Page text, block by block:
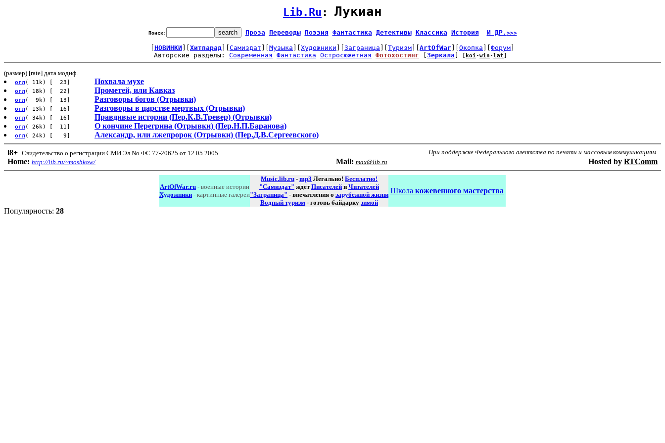
Lib.Ru : Лукиан
Поиск: Проза Переводы Поэзия Фантастика Детективы Классика История И ДР. >>>
НОВИНКИ Хитпарад Самиздат Музыка Художники Заграница Туризм ArtOfWar Окопка Форум
Авторские разделы: Современная Фантастика Остросюжетная Фотохостинг Зеркала koi-win- lat
(размер) [rate] дата модиф.
огл ( 11k) [ 23] Похвала мухе
огл ( 18k) [ 22] Прометей, или Кавказ
огл ( 9k) [ 13] Разговоры богов (Отрывки)
огл ( 13k) [ 16] Разговоры в царстве мертвых (Отрывки)
огл ( 34k) [ 16] Правдивые истории (Пер.К.В.Тревер) (Отрывки)
огл ( 26k) [ 11] О кончине Перегрина (Отрывки) (Пер.Н.П.Баранова)
огл ( 24k) [ 9] Александр, или лжепророк (Отрывки) (Пер.Д.В.Сергеевского)
l8+ Свидетельство о регистрации СМИ Эл No ФС 77-20625 от 12.05.2005 При поддержке Федерального агентства по печати и массовым коммуникациям.
Home: http://lib.ru/~moshkow/ Маil: max@lib.ru Hosted by RTComm
ArtOfWar.ru - военные истории
Художники - картинные галереи
Music.lib.ru - mp3 Легально! Бесплатно!
"Самиздат" ждетПисателей и Читателей
"Заграница" - впечатления о зарубежной жизни
Водный туризм - готовь байдарку зимой
Школа кожевенного мастерства
Популярность: 28